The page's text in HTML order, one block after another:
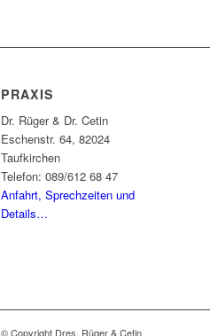
PRAXIS
Dr. Rüger & Dr. Cetin
Eschenstr. 64, 82024
Taufkirchen
Telefon: 089/612 68 47
Anfahrt, Sprechzeiten und
Details…
© Copyright Dres. Rüger & Cetin